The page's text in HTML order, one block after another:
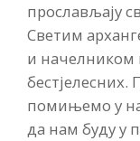
прослављају
Светим
и начелником
бестјелесних.
помињемо у
да нам буду у